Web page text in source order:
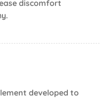
discomfort
developed to